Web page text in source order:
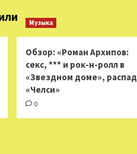
Музыка
Обзор: «Роман Архипов:
секс, *** и рок-н-ролл в
«Звездном доме», распад
«Челси»
0